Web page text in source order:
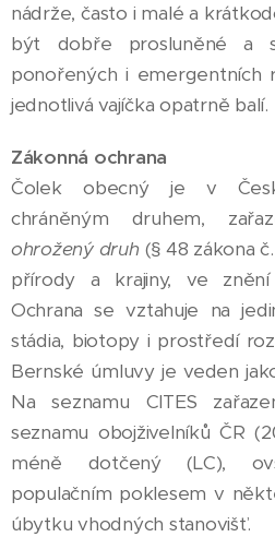
nádrže, často i malé a
být dobře prosluněné a
ponořených i emergentních
jednotlivá vajíčka opatrně balí.
Zákonná ochrana
Čolek obecný je v
chráněným druhem,
ohrožený druh (§ 48 zákona
přírody a krajiny, ve znění
Ochrana se vztahuje na
stádia, biotopy i prostředí
Bernské úmluvy je veden
Na seznamu CITES
seznamu obojživelníků ČR
méně dotčený (LC),
populačním poklesem v
úbytku vhodných stanovišť.